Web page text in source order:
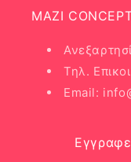
MAZI
Τηλ.
Email: